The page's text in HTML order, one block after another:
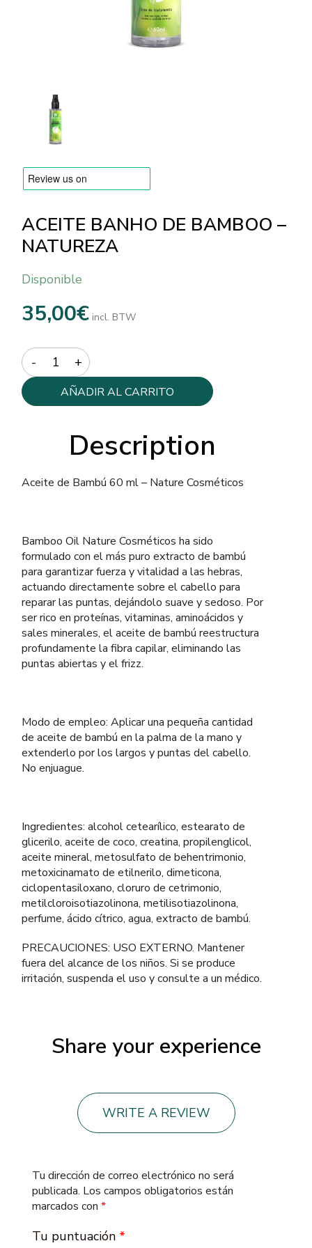
Preguntas frecuentes
Contacto
ACEITE BANHO DE BAMBOO –
NATUREZA
Disponible
35,00€ incl. BTW
Quantity
AÑADIR AL CARRITO
Description
Aceite de Bambú 60 ml – Nature Cosméticos
Bamboo Oil Nature Cosméticos ha sido
formulado con el más puro extracto de bambú
para garantizar fuerza y ​​vitalidad a las hebras,
actuando directamente sobre el cabello para
reparar las puntas, dejándolo suave y sedoso. Por
ser rico en proteínas, vitaminas, aminoácidos y
sales minerales, el aceite de bambú reestructura
profundamente la fibra capilar, eliminando las
puntas abiertas y el frizz.
Modo de empleo: Aplicar una pequeña cantidad
de aceite de bambú en la palma de la mano y
extenderlo por los largos y puntas del cabello.
No enjuague.
Ingredientes: alcohol cetearílico, estearato de
glicerilo, aceite de coco, creatina, propilenglicol,
aceite mineral, metosulfato de behentrimonio,
metoxicinamato de etilnerilo, dimeticona,
ciclopentasiloxano, cloruro de cetrimonio,
metilcloroisotiazolinona, metilisotiazolinona,
perfume, ácido cítrico, agua, extracto de bambú.
PRECAUCIONES: USO EXTERNO. Mantener
fuera del alcance de los niños. Si se produce
irritación, suspenda el uso y consulte a un médico.
Share your experience
WRITE A REVIEW
Tu dirección de correo electrónico no será
publicada. Los campos obligatorios están
marcados con *
Tu puntuación *